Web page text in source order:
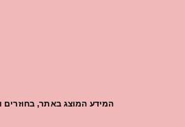
המידע המוצג באתר, בחוזרים